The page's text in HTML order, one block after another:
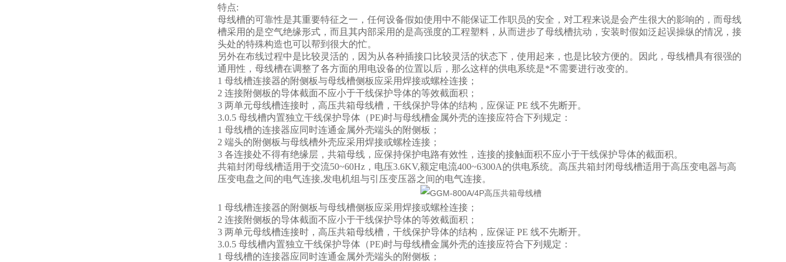
特点:
母线槽的可靠性是其重要特征之一，任何设备假如使用中不能保证工作职员的安全，对工程来说是会产生很大的影响的，而母线
槽采用的是空气绝缘形式，而且其内部采用的是高强度的工程塑料，从而进步了母线槽抗动，安装时假如泛起误操纵的情况，接
头处的特殊构造也可以帮到很大的忙。
另外在布线过程中是比较灵活的，因为从各种插接口比较灵活的状态下，使用起来，也是比较方便的。因此，母线槽具有很强的
通用性，母线槽在调整了各方面的用电设备的位置以后，那么这样的供电系统是*不需要进行改变的。
1 母线槽连接器的附侧板与母线槽侧板应采用焊接或螺栓连接；
2 连接附侧板的导体截面不应小于干线保护导体的等效截面积；
3 两单元母线槽连接时，高压共箱母线槽，干线保护导体的结构，应保证 PE 线不先断开。
3.0.5 母线槽内置独立干线保护导体（PE)时与母线槽金属外壳的连接应符合下列规定：
1 母线槽的连接器应同时连通金属外壳端头的附侧板；
2 端头的附侧板与母线槽外壳应采用焊接或螺栓连接；
3 各连接处不得有绝缘层，共箱母线，应保持保护电路有效性，连接的接触面积不应小于干线保护导体的截面积。
共箱封闭母线槽适用于交流50~60Hz，电压3.6KV,额定电流400~6300A的供电系统。高压共箱封闭母线槽适用于高压变电器与高
压变电盘之间的电气连接,发电机组与引压变压器之间的电气连接。
1 母线槽连接器的附侧板与母线槽侧板应采用焊接或螺栓连接；
2 连接附侧板的导体截面不应小于干线保护导体的等效截面积；
3 两单元母线槽连接时，高压共箱母线槽，干线保护导体的结构，应保证 PE 线不先断开。
3.0.5 母线槽内置独立干线保护导体（PE)时与母线槽金属外壳的连接应符合下列规定：
1 母线槽的连接器应同时连通金属外壳端头的附侧板；